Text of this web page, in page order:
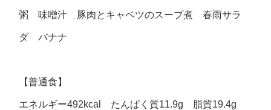
粥 味噌汁 豚肉とキャベツのスープ煮 春雨サラ
ダ バナナ
【普通食】
エネルギー492kcal たんぱく質11.9g 脂質19.4g